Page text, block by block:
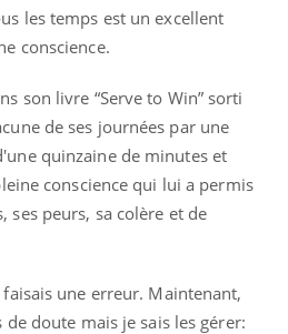
les temps est un excellent
conscience.
son livre “Serve to Win” sorti
de ses journées par une
quinzaine de minutes et
conscience qui lui a permis
ses peurs, sa colère et de
une erreur. Maintenant,
doute mais je sais les gérer: